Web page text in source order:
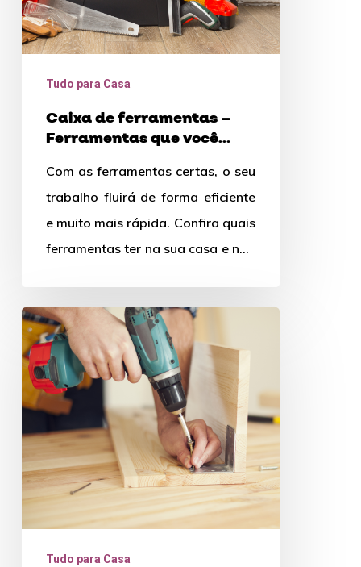
precisa
ter
Tudo para Casa
Caixa de ferramentas –
Ferramentas que você
Com as ferramentas certas, o seu
trabalho fluirá de forma eficiente
e muito mais rápida. Confira quais
ferramentas ter na sua casa e não
Ferramentas
elétricas:
tipos
servem
Tudo para Casa